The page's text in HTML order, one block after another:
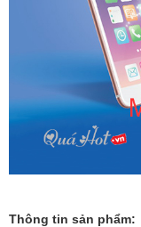
Thông tin sản phẩm: